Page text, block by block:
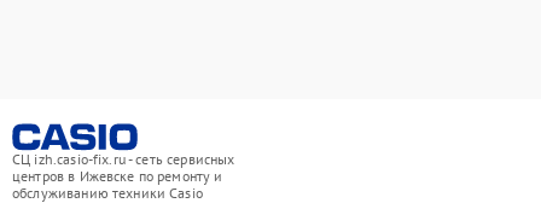
СЦ izh.casio-fix.ru - сеть сервисных
центров в Ижевске по ремонту и
обслуживанию техники Casio